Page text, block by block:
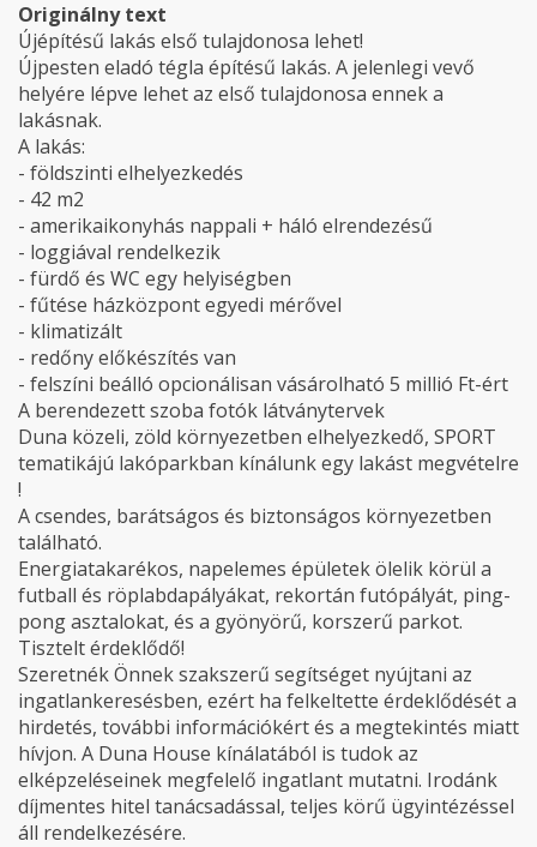
Originálny text
Újépítésű lakás első tulajdonosa lehet!
Újpesten eladó tégla építésű lakás. A jelenlegi vevő
helyére lépve lehet az első tulajdonosa ennek a
lakásnak.
A lakás:
- földszinti elhelyezkedés
- 42 m2
- amerikaikonyhás nappali + háló elrendezésű
- loggiával rendelkezik
- fürdő és WC egy helyiségben
- fűtése házközpont egyedi mérővel
- klimatizált
- redőny előkészítés van
- felszíni beálló opcionálisan vásárolható 5 millió Ft-ért
A berendezett szoba fotók látványtervek
Duna közeli, zöld környezetben elhelyezkedő, SPORT
tematikájú lakóparkban kínálunk egy lakást megvételre
!
A csendes, barátságos és biztonságos környezetben
található.
Energiatakarékos, napelemes épületek ölelik körül a
futball és röplabdapályákat, rekortán futópályát, ping-
pong asztalokat, és a gyönyörű, korszerű parkot.
Tisztelt érdeklődő!
Szeretnék Önnek szakszerű segítséget nyújtani az
ingatlankeresésben, ezért ha felkeltette érdeklődését a
hirdetés, további információkért és a megtekintés miatt
hívjon. A Duna House kínálatából is tudok az
elképzeléseinek megfelelő ingatlant mutatni. Irodánk
díjmentes hitel tanácsadással, teljes körű ügyintézéssel
áll rendelkezésére.